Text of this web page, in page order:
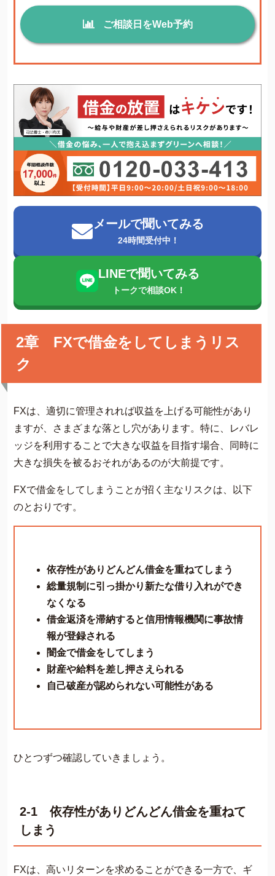
ご相談日をWeb予約
メールで聞いてみる
24時間受付中！
LINEで聞いてみる
トークで相談OK！
2章 FXで借金をしてしまうリス
ク
FXは、適切に管理されれば収益を上げる可能性があり
ますが、さまざまな落とし穴があります。特に、レバレ
ッジを利用することで大きな収益を目指す場合、同時に
大きな損失を被るおそれがあるのが大前提です。
FXで借金をしてしまうことが招く主なリスクは、以下
のとおりです。
依存性がありどんどん借金を重ねてしまう
総量規制に引っ掛かり新たな借り入れができ
なくなる
借金返済を滞納すると信用情報機関に事故情
報が登録される
闇金で借金をしてしまう
財産や給料を差し押さえられる
自己破産が認められない可能性がある
ひとつずつ確認していきましょう。
2-1 依存性がありどんどん借金を重ねて
しまう
FXは、高いリターンを求めることができる一方で、ギ